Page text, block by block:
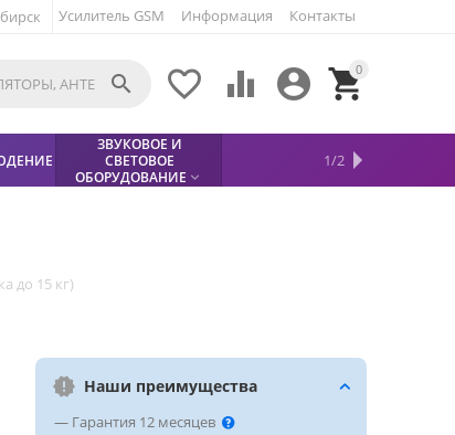
Усилитель GSM Информация Контакты
0


 

ЗВУКОВОЕ И
СВЕТОВОЕ
ОБОРУДОВАНИЕ 
МЕТАЛЛОДЕТЕКТОР
СФИНКС (SPHINX)
БЕЗОПАСНОСТЬ 
КИСЛОТНЫЕ
АККУМУЛЯТОРЫ 
1/2
до 15 кг)
Наши преимущества
— Гарантия 12 месяцев